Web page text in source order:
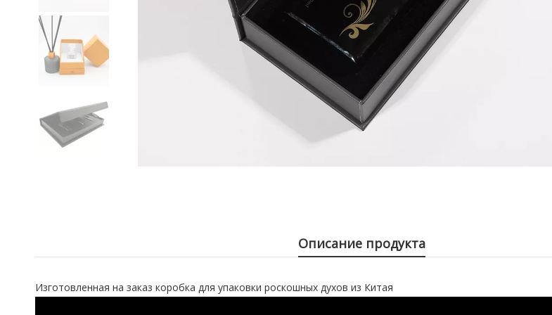
Описание продукта
Изготовленная на заказ коробка для упаковки роскошных духов из Китая